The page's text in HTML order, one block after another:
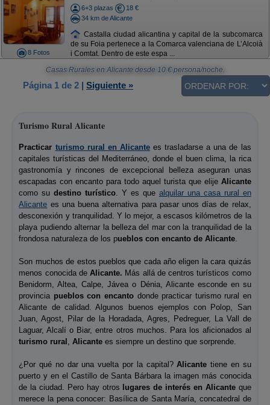
8 Fotos
6+3 plazas
18 €
34 km de Alicante
Castalla ciudad alicantina y capital de la subcomarca
de su Foia pertenece a la Comarca valenciana de L’Alcoià
i Comtat. Dentro de este espa ...
Casas Rurales en Alicante desde 10€ persona/noche.
Página 1 de 2 | Siguiente »
Turismo Rural Alicante
Practicar turismo rural en Alicantees trasladarse a una de las
capitales turísticas del Mediterráneo, donde el buen clima, la rica
gastronomía y rincones de excepcional belleza aseguran unas
escapadas con encanto para todo aquel turista que elije Alicante
como sudestino turístico. Y es que alquilar una casa rural en
Alicante es una buena alternativa para pasar unos días de relax,
desconexión y tranquilidad. Y lo mejor, a escasos kilómetros de la
playa pudiendo alternar la belleza del mar con la tranquilidad de la
frondosa naturaleza de los pueblos con encanto de Alicante.
Son muchos de estos pueblos que cada año eligen la cara quizás
menos conocida deAlicante. Más allá de centros turísticos como
Benidorm, Altea, Calpe, Jávea o Dénia, Alicante esconde en su
provincia pueblos con encantodonde practicar turismo rural en
Alicante de calidad. Algunos buenos ejemplos con Polop, San
Juan, Agost, Pilar de la Horadada, Agres, Pedreguer, La Vall de
Laguar, Alcalí o Biar, entre otros muchos. Para los aficionados al
turismo rural , Alicantees siempre un destino que sorprende.
¿Por qué no dar una vuelta por la capital?Alicante tiene en su
puerto y en el Castillo de Santa Bárbara la imagen más conocida
de la ciudad. Pero hay otros lugares de interés en Alicanteque
merece la pena conocer: Basílica de Santa María, concatedral de